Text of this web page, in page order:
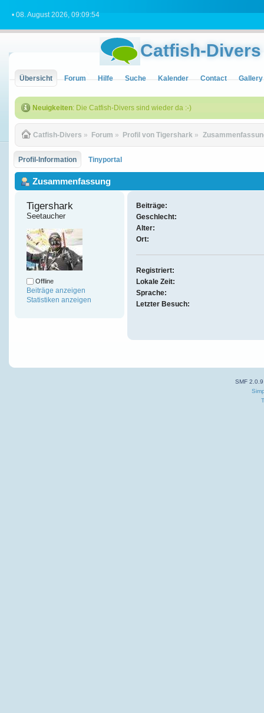
• 08. August 2026, 09:09:54
Catfish-Divers
Übersicht Forum Hilfe Suche Kalender Contact Gallery
Neuigkeiten: Die Catfish-Divers sind wieder da :-)
Catfish-Divers » Forum » Profil von Tigershark »
Profil-Information Tinyportal
Zusammenfassung
Tigershark
Seetaucher
Offline
Beiträge anzeigen
Statistiken anzeigen
Beiträge:
Geschlecht:
Alter:
Ort:
Registriert:
Lokale Zeit:
Sprache:
Letzter Besuch:
SMF 2.0.9